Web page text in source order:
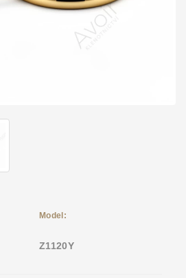
Model:
Z1120Y